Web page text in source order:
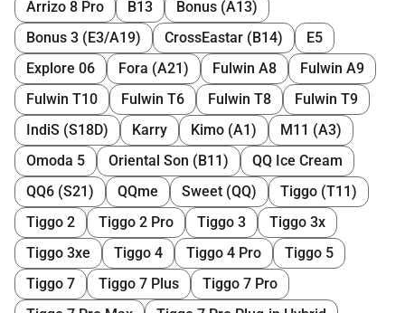
Arrizo 8 Pro
B13
Bonus (A13)
Bonus 3 (E3/A19)
CrossEastar (B14)
E5
Explore 06
Fora (A21) Fulwin A8
Fulwin A9
Fulwin T10
Fulwin T6 Fulwin T8
Fulwin T9
IndiS (S18D)
Karry Kimo (A1)
M11 (A3)
Omoda 5
Oriental Son (B11)
QQ Ice Cream
QQ6 (S21)
QQme Sweet (QQ)
Tiggo (T11)
Tiggo 2
Tiggo 2 Pro Tiggo 3
Tiggo 3x
Tiggo 3xe
Tiggo 4 Tiggo 4 Pro
Tiggo 5
Tiggo 7
Tiggo 7 Plus
Tiggo 7 Pro